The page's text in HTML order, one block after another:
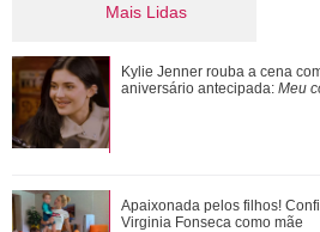
Mais Lidas
Além de Shawn Mendes...
fantasiaram de Xuxa
Luciano Huck, Edu Guedes,
amores que passaram pela
Kylie Jenner rouba a cena
aniversário antecipada: Meu
Apaixonada pelos filhos!
Virginia Fonseca como mãe